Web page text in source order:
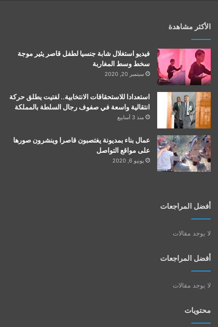
الأكثر مشاهدة
فيديو استغلال شابة جنسيا لطفل قاصر يثير موجة
سخط وسط المغاربة
سبتمبر 20, 2020
استعدادا للاستحقاقات الانتخابية.. لفتيت يطلق حركة
انتقالية واسعة في صفوف رجال السلطة بالمملكة
منذ 3 أسابيع
عمال بناء بمديونة يغتصبون قاصرا وينشرون صورها
على مواقع التواصل
يونيو 6, 2020
أفضل المراجعات
لا يوجد مقالات
أفضل المراجعات
لا يوجد مقالات
محتويات